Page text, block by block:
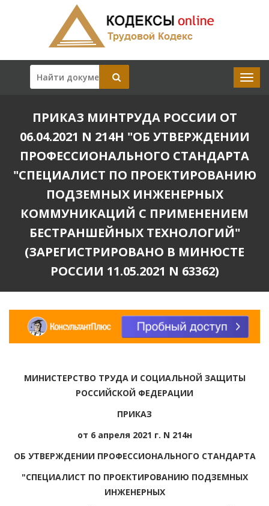
ПРИКАЗ МИНТРУДА РОССИИ ОТ
06.04.2021 N 214Н "ОБ УТВЕРЖДЕНИИ
ПРОФЕССИОНАЛЬНОГО СТАНДАРТА
"СПЕЦИАЛИСТ ПО ПРОЕКТИРОВАНИЮ
ПОДЗЕМНЫХ ИНЖЕНЕРНЫХ
КОММУНИКАЦИЙ С ПРИМЕНЕНИЕМ
БЕСТРАНШЕЙНЫХ ТЕХНОЛОГИЙ"
(ЗАРЕГИСТРИРОВАНО В МИНЮСТЕ
РОССИИ 11.05.2021 N 63362)
МИНИСТЕРСТВО ТРУДА И СОЦИАЛЬНОЙ ЗАЩИТЫ
РОССИЙСКОЙ ФЕДЕРАЦИИ
ПРИКАЗ
от 6 апреля 2021 г. N 214н
ОБ УТВЕРЖДЕНИИ ПРОФЕССИОНАЛЬНОГО СТАНДАРТА
"СПЕЦИАЛИСТ ПО ПРОЕКТИРОВАНИЮ ПОДЗЕМНЫХ
ИНЖЕНЕРНЫХ